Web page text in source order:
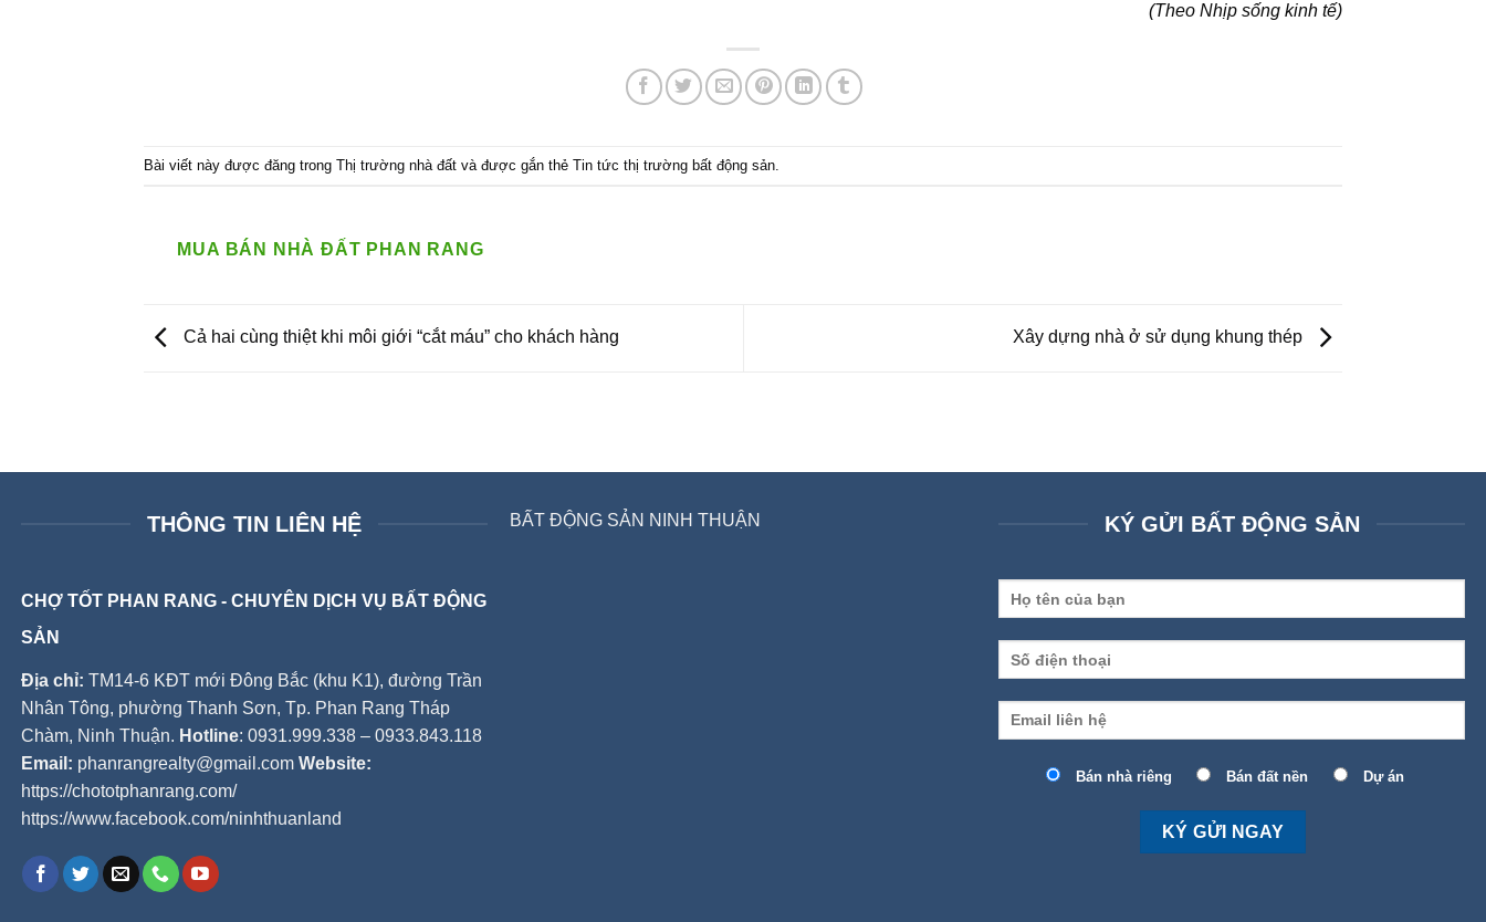
(Theo Nhịp sống kinh tế)
Bài viết này được đăng trongThị trường nhà đất và được gắn thẻTin tức thị trường bất động sản
MUA BÁN NHÀ ĐẤT PHAN RANG
Cả hai cùng thiệt khi môi giới “cắt máu” cho khách hàng Xây dựng nhà ở sử dụng khung thép
THÔNG TIN LIÊN HỆ
CHỢ TỐT PHAN RANG - CHUYÊN DỊCH VỤ BẤT ĐỘNG
SẢN
Địa chỉ: TM14-6 KĐT mới Đông Bắc (khu K1), đường Trần
Nhân Tông, phường Thanh Sơn, Tp. Phan Rang Tháp
Chàm, Ninh Thuận. Hotline: 0931.999.338 – 0933.843.118
Email: phanrangrealty@gmail.com Website:
https://chototphanrang.com/
https://www.facebook.com/ninhthuanland
BẤT ĐỘNG SẢN NINH THUẬN KÝ GỬI BẤT ĐỘNG SẢN
Bán nhà riêng Bán đất nền Dự án